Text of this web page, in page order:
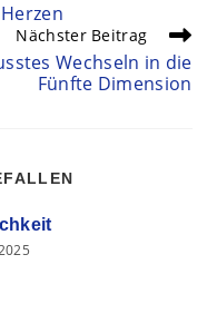
Nächster Beitrag
Wechseln in die
Fünfte Dimension